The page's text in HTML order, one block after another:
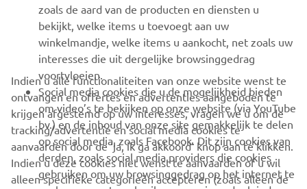
NIEUWSBRIEF
Wees de eerste die meer te weten komt over de nieuwste deals,
speciale evenementen, nieuwe producten en nog veel meer
ABONNEREN
Lees ons privacybeleid om te leren hoe we uw persoonlijke
zoals de aard van de producten en diensten u
bekijkt, welke items u toevoegt aan uw
winkelmandje, welke items u aankocht, net zoals uw
interesses die uit dergelijke browsinggedrag
voortvloeien.
Social media cookies die u de mogelijkheid bieden
om video’s te bekijken op onze website (via YouTube
bv.) en de inhoud van onze site gemakkelijk te delen
op social media, zoals Facebook. Dit zijn cookies van
derden, zoals social media providers die cookies
gebruiken om uw browsinggedrag op het internet te
Indien u alle functionaliteiten van onze website wenst te
ontvangen en offertes en advertenties aangeboden te
krijgen afgestemd op uw interesses, vragen we u om de
tracking/advertentie en social media cookies te
aanvaarden door de ‘ja, ik ga akkoord’ knop aan te klikken.
Indien u deze cookies niet wenst te aanvaarden of u wil
alleen specifieke categorieën accepteren (zoals alleen de